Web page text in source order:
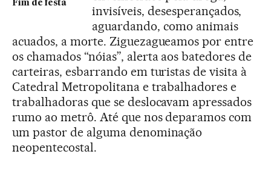
Fim de festa
invisíveis, desesperançados,
aguardando, como animais
acuados, a morte. Ziguezagueamos por entre
os chamados “nóias”, alerta aos batedores de
carteiras, esbarrando em turistas de visita à
Catedral Metropolitana e trabalhadores e
trabalhadoras que se deslocavam apressados
rumo ao metrô. Até que nos deparamos com
um pastor de alguma denominação
neopentecostal.